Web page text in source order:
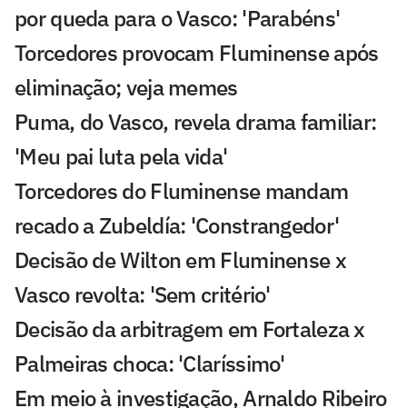
por queda para o Vasco: 'Parabéns'
Torcedores provocam Fluminense após
eliminação; veja memes
Puma, do Vasco, revela drama familiar:
'Meu pai luta pela vida'
Torcedores do Fluminense mandam
recado a Zubeldía: 'Constrangedor'
Decisão de Wilton em Fluminense x
Vasco revolta: 'Sem critério'
Decisão da arbitragem em Fortaleza x
Palmeiras choca: 'Claríssimo'
Em meio à investigação, Arnaldo Ribeiro